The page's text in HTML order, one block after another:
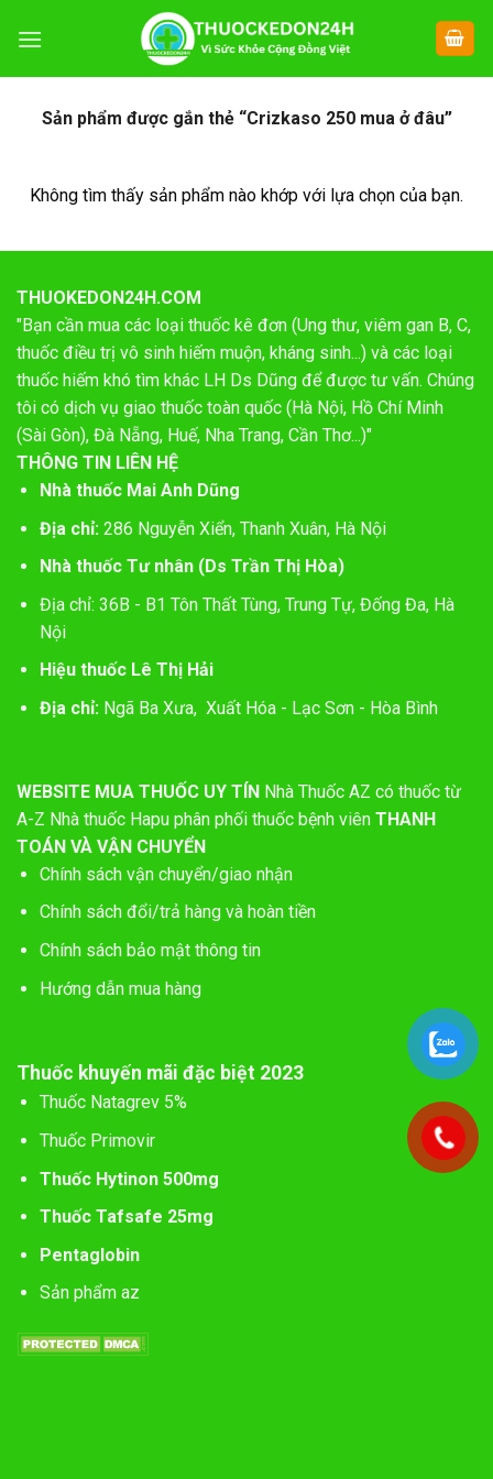
đến
Sản phẩm được gắn thẻ “Crizkaso 250 mua ở đâu”
Không tìm thấy sản phẩm nào khớp với lựa chọn của bạn.
THUOKEDON24H.COM
"Bạn cần mua các loại thuốc kê đơn (Ung thư, viêm gan B, C,
thuốc điều trị vô sinh hiếm muộn, kháng sinh...) và các loại
thuốc hiếm khó tìm khác LH Ds Dũng để được tư vấn. Chúng
tôi có dịch vụ giao thuốc toàn quốc (Hà Nội, Hồ Chí Minh
(Sài Gòn), Đà Nẵng, Huế, Nha Trang, Cần Thơ...)"
THÔNG TIN LIÊN HỆ
Nhà thuốc Mai Anh Dũng
Địa chỉ:286 Nguyễn Xiển, Thanh Xuân, Hà Nội
Nhà thuốc Tư nhân (Ds Trần Thị Hòa)
Địa chỉ: 36B - B1 Tôn Thất Tùng, Trung Tự, Đống Đa, Hà
Nội
Hiệu thuốc Lê Thị Hải
Địa chỉ: Ngã Ba Xưa, Xuất Hóa - Lạc Sơn - Hòa Bình
WEBSITE MUA THUỐC UY TÍN Nhà Thuốc AZ có thuốc từ
A-Z Nhà thuốc Hapu phân phối thuốc bệnh viên THANH
TOÁN VÀ VẬN CHUYỂN
Chính sách vận chuyển/giao nhận
Chính sách đổi/trả hàng và hoàn tiền
Chính sách bảo mật thông tin
Hướng dẫn mua hàng
Thuốc khuyến mãi đặc biệt 2023
Thuốc Natagrev 5%
Thuốc Primovir
Thuốc Hytinon 500mg
Thuốc Tafsafe 25mg
Pentaglobin
Sản phẩm az